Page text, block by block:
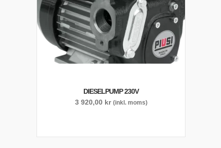
DIESELPUMP 230V
3 920,00 kr (inkl. moms)